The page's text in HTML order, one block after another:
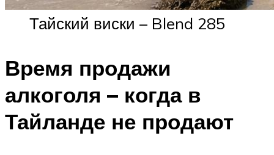
Тайский виски – Blend 285
Время продажи
алкоголя – когда в
Тайланде не продают